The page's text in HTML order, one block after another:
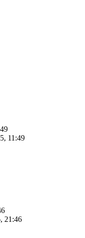
11:49
21:46